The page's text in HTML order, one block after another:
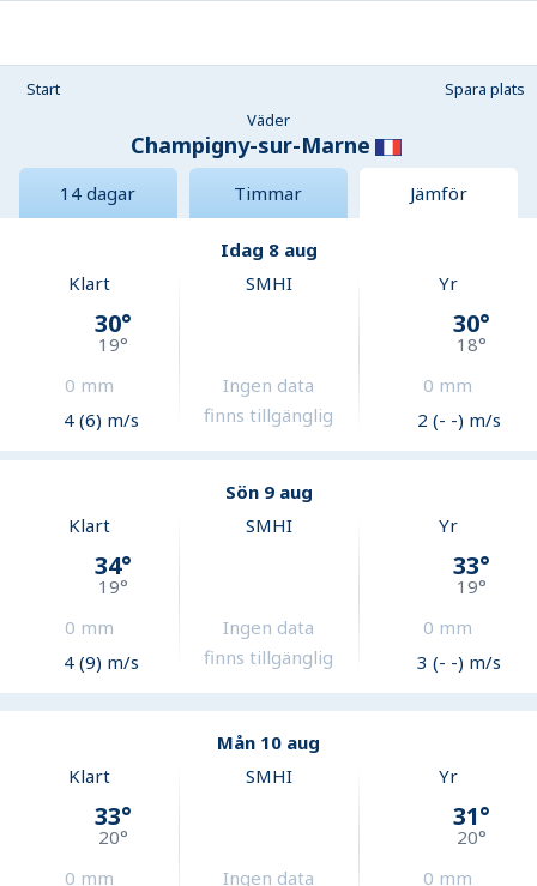
Start
Spara plats
Väder
Champigny-sur-Marne
14 dagar Timmar Jämför
Idag 8 aug
Klart
30°
19°
0 mm
4 (6) m/s
SMHI
Ingen data
finns tillgänglig
Yr
30°
18°
0 mm
2 (- -) m/s
Sön 9 aug
Klart
34°
19°
0 mm
4 (9) m/s
SMHI
Ingen data
finns tillgänglig
Yr
33°
19°
0 mm
3 (- -) m/s
Mån 10 aug
Klart
33°
20°
0 mm
SMHI
Ingen data
Yr
31°
20°
0 mm